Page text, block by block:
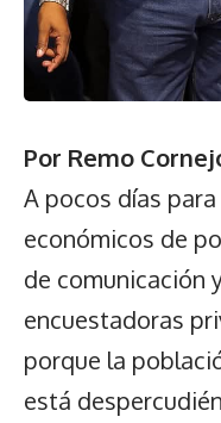
Por Remo
A pocos días
económicos de
de comunicación
encuestadoras
porque la
está